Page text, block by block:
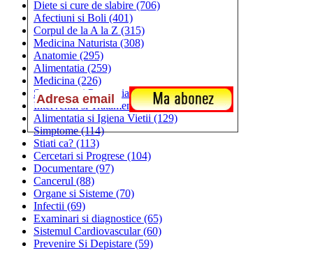
Diete si cure de slabire (706)
Afectiuni si Boli (401)
Corpul de la A la Z (315)
Medicina Naturista (308)
Anatomie (295)
Alimentatia (259)
Medicina (226)
Sanatatea si Preventia(170)
Interventii si Tratamente(167)
Alimentatia si Igiena Vietii (129)
Simptome(114)
Stiati ca? (113)
Cercetari si Progrese (104)
Documentare (97)
Cancerul (88)
Organe si Sisteme (70)
Infectii (69)
Examinari si diagnostice (65)
Sistemul Cardiovascular(60)
Prevenire Si Depistare (59)